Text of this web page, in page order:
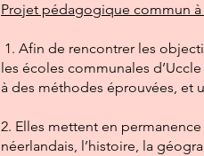
Projet pédagogique commun
1. Afin de rencontrer les
les écoles communales
à des méthodes éprouvées, et
2. Elles mettent en
néerlandais, l’histoire, la